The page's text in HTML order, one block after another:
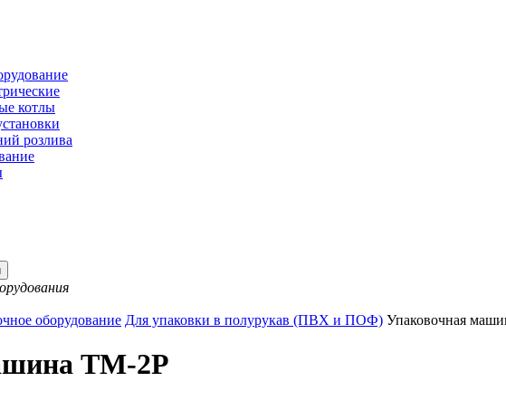
котлы
розлива
оборудование Для упаковки в полурукав (ПВХ и ПОФ) Упаковочная
ТМ-2Р